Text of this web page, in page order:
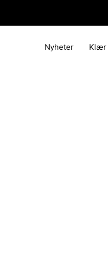
Nyheter Klær